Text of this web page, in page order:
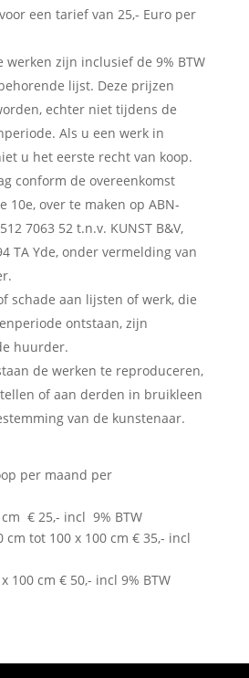
een tarief van 25,- Euro per
werken zijn inclusief de 9% BTW
lijst. Deze prijzen
echter niet tijdens de
Als u een werk in
u het eerste recht van koop.
conform de overeenkomst
10e, over te maken op ABN-
7063 52 t.n.v. KUNST B&V,
TA Yde, onder vermelding van
schade aan lijsten of werk, die
ontstaan, zijn
huurder.
de werken te reproduceren,
of aan derden in bruikleen
van de kunstenaar.
per maand per
€ 25,- incl 9% BTW
cm tot 100 x 100 cm € 35,- incl
100 cm € 50,- incl 9% BTW